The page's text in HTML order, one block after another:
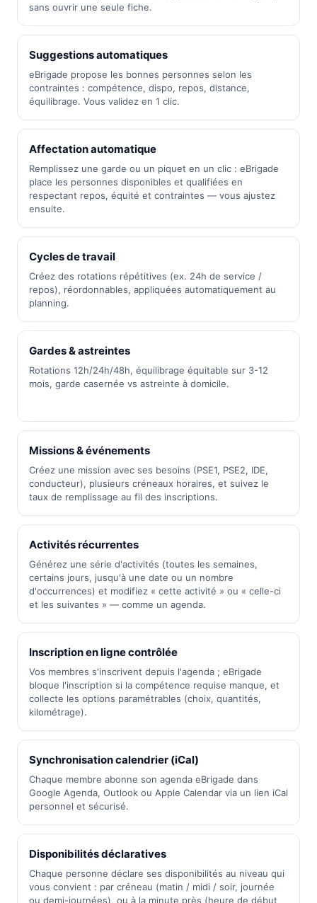
sans ouvrir une seule fiche.
Suggestions automatiques
eBrigade propose les bonnes personnes selon les
contraintes : compétence, dispo, repos, distance,
équilibrage. Vous validez en 1 clic.
Affectation automatique
Remplissez une garde ou un piquet en un clic : eBrigade
place les personnes disponibles et qualifiées en
respectant repos, équité et contraintes — vous ajustez
ensuite.
Cycles de travail
Créez des rotations répétitives (ex. 24h de service /
repos), réordonnables, appliquées automatiquement au
planning.
Gardes & astreintes
Rotations 12h/24h/48h, équilibrage équitable sur 3-12
mois, garde casernée vs astreinte à domicile.
Missions & événements
Créez une mission avec ses besoins (PSE1, PSE2, IDE,
conducteur), plusieurs créneaux horaires, et suivez le
taux de remplissage au fil des inscriptions.
Activités récurrentes
Générez une série d'activités (toutes les semaines,
certains jours, jusqu'à une date ou un nombre
d'occurrences) et modifiez « cette activité » ou « celle-ci
et les suivantes » — comme un agenda.
Inscription en ligne contrôlée
Vos membres s'inscrivent depuis l'agenda ; eBrigade
bloque l'inscription si la compétence requise manque, et
collecte les options paramétrables (choix, quantités,
kilométrage).
Synchronisation calendrier (iCal)
Chaque membre abonne son agenda eBrigade dans
Google Agenda, Outlook ou Apple Calendar via un lien iCal
personnel et sécurisé.
Disponibilités déclaratives
Chaque personne déclare ses disponibilités au niveau qui
vous convient : par créneau (matin / midi / soir, journée
ou demi-journées), ou à la minute près (heure de début